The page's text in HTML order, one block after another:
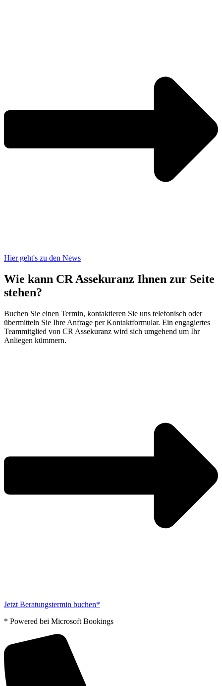
Hier geht's zu den News
Wie kann CR Assekuranz Ihnen zur Seite
stehen?
Buchen Sie einen Termin, kontaktieren Sie uns telefonisch oder
übermitteln Sie Ihre Anfrage per Kontaktformular. Ein engagiertes
Teammitglied von CR Assekuranz wird sich umgehend um Ihr
Anliegen kümmern.
Jetzt Beratungstermin buchen*
* Powered bei Microsoft Bookings